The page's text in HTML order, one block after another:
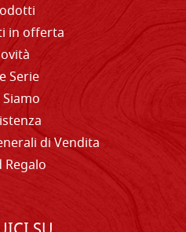
in offerta
Serie
Siamo
di Vendita
Regalo